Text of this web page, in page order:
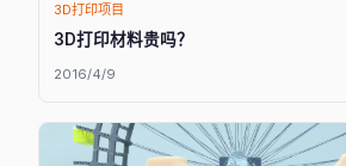
3D打印项目
3D打印材料贵吗？
2016/4/9